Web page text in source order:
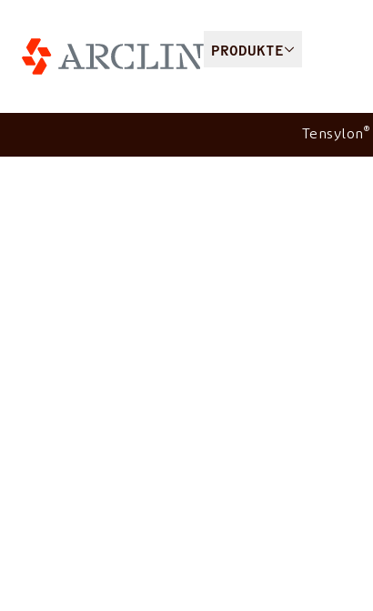
PRODUKTE
Tensylon®